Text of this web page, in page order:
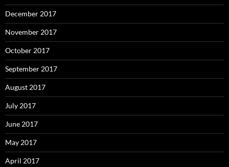
December 2017
November 2017
October 2017
September 2017
August 2017
July 2017
June 2017
May 2017
April 2017